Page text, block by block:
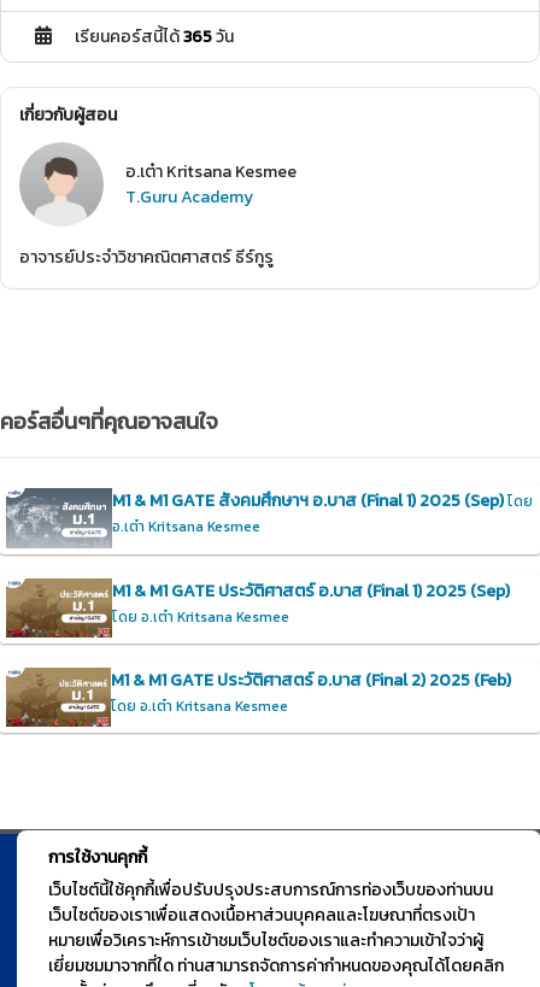
เรียนคอร์สนี้ได้365วัน
เกี่ยวกับผู้สอน
อ.เต๋า Kritsana Kesmee
T.Guru Academy
อาจารย์ประจำวิชาคณิตศาสตร์ ธีร์กูรู
คอร์สอื่นๆที่คุณอาจสนใจ
M1 & M1 GATE สังคมศึกษาฯ อ.บาส (Final 1) 2025 (Sep)โดย
อ.เต๋า Kritsana Kesmee
M1 & M1 GATE ประวัติศาสตร์ อ.บาส (Final 1) 2025 (Sep)
โดย อ.เต๋า Kritsana Kesmee
M1 & M1 GATE ประวัติศาสตร์ อ.บาส (Final 2) 2025 (Feb)
โดย อ.เต๋า Kritsana Kesmee
การใช้งานคุกกี้
เว็บไซต์นี้ใช้คุกกี้เพื่อปรับปรุงประสบการณ์การท่องเว็บของท่านบน
เว็บไซต์ของเราเพื่อแสดงเนื้อหาส่วนบุคคลและโฆษณาที่ตรงเป้า
หมายเพื่อวิเคราะห์การเข้าชมเว็บไซต์ของเราและทำความเข้าใจว่าผู้
เยี่ยมชมมาจากที่ใด ท่านสามารถจัดการค่ากำหนดของคุณได้โดยคลิก
© TGURU.online 2026 All right reserved. v1.0 Powered by Course
Square